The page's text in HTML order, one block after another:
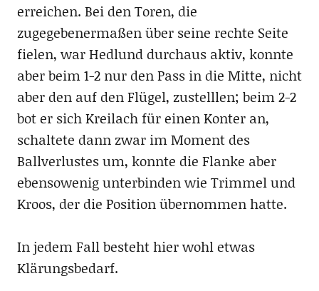
erreichen. Bei den Toren, die
zugegebenermaßen über seine rechte Seite
fielen, war Hedlund durchaus aktiv, konnte
aber beim 1-2 nur den Pass in die Mitte, nicht
aber den auf den Flügel, zustelllen; beim 2-2
bot er sich Kreilach für einen Konter an,
schaltete dann zwar im Moment des
Ballverlustes um, konnte die Flanke aber
ebensowenig unterbinden wie Trimmel und
Kroos, der die Position übernommen hatte.
In jedem Fall besteht hier wohl etwas
Klärungsbedarf.